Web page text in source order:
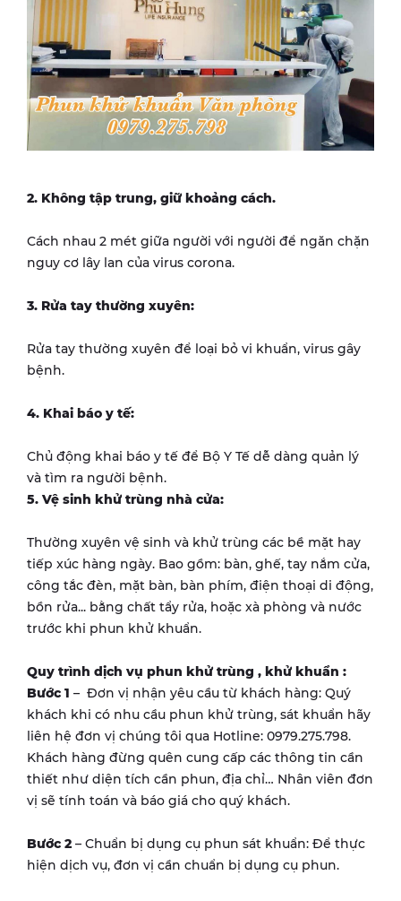
2. Không tập trung, giữ khoảng cách.
Cách nhau 2 mét giữa người với người để ngăn chặn
nguy cơ lây lan của virus corona.
3. Rửa tay thường xuyên:
Rửa tay thường xuyên để loại bỏ vi khuẩn, virus gây
bệnh.
4. Khai báo y tế:
Chủ động khai báo y tế để Bộ Y Tế dễ dàng quản lý
và tìm ra người bệnh.
5. Vệ sinh khử trùng nhà cửa:
Thường xuyên vệ sinh và khử trùng các bề mặt hay
tiếp xúc hàng ngày. Bao gồm: bàn, ghế, tay nắm cửa,
công tắc đèn, mặt bàn, bàn phím, điện thoại di động,
bồn rửa... bằng chất tẩy rửa, hoặc xà phòng và nước
trước khi phun khử khuẩn.
Quy trình dịch vụ phun khử trùng , khử khuẩn :
Bước 1 – Đơn vị nhận yêu cầu từ khách hàng: Quý
khách khi có nhu cầu phun khử trùng, sát khuẩn hãy
liên hệ đơn vị chúng tôi qua Hotline: 0979.275.798.
Khách hàng đừng quên cung cấp các thông tin cần
thiết như diện tích cần phun, địa chỉ… Nhân viên đơn
vị sẽ tính toán và báo giá cho quý khách.
Bước 2 – Chuẩn bị dụng cụ phun sát khuẩn: Để thực
hiện dịch vụ, đơn vị cần chuẩn bị dụng cụ phun.